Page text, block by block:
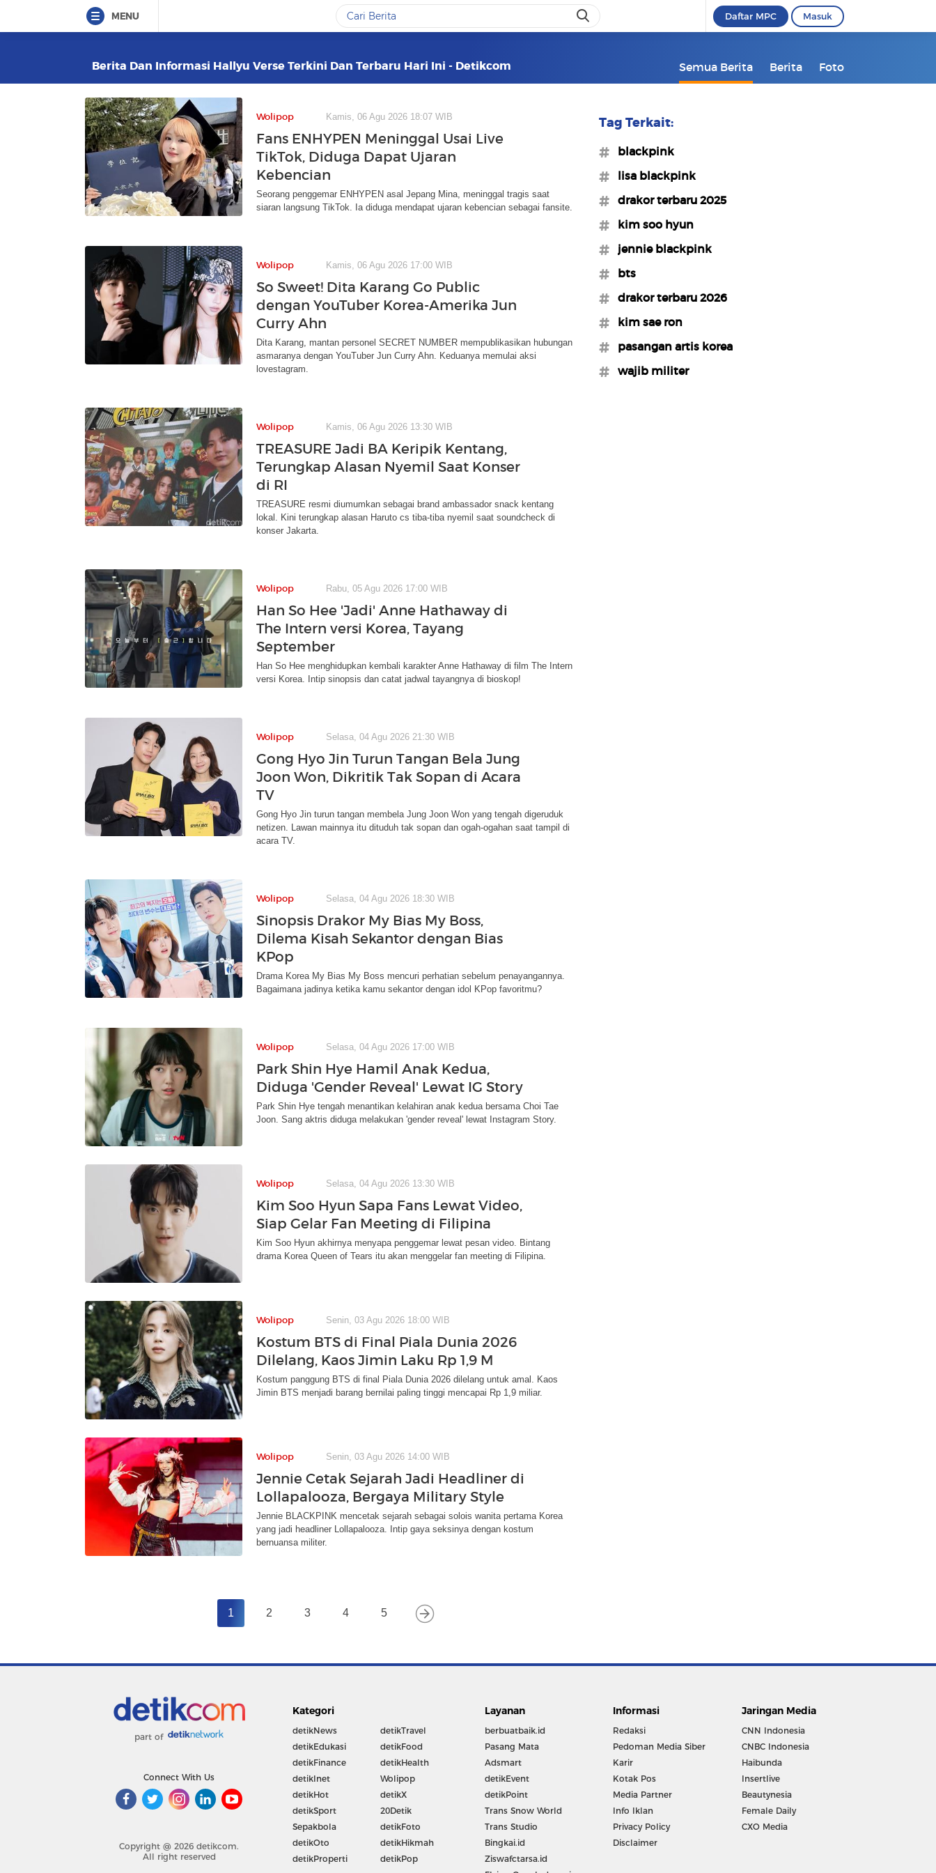
MENU Daftar MPC Masuk
Berita Dan Informasi Hallyu Verse Terkini Dan Terbaru Hari Ini - Detikcom Semua Berita Berita Foto
Wolipop Kamis, 06 Agu 2026 18:07 WIB
Fans ENHYPEN Meninggal Usai Live
TikTok, Diduga Dapat Ujaran
Kebencian
Seorang penggemar ENHYPEN asal Jepang Mina, meninggal tragis saat
siaran langsung TikTok. Ia diduga mendapat ujaran kebencian sebagai fansite.
Wolipop Kamis, 06 Agu 2026 17:00 WIB
So Sweet! Dita Karang Go Public
dengan YouTuber Korea-Amerika Jun
Curry Ahn
Dita Karang, mantan personel SECRET NUMBER mempublikasikan hubungan
asmaranya dengan YouTuber Jun Curry Ahn. Keduanya memulai aksi
lovestagram.
Wolipop Kamis, 06 Agu 2026 13:30 WIB
TREASURE Jadi BA Keripik Kentang,
Terungkap Alasan Nyemil Saat Konser
di RI
TREASURE resmi diumumkan sebagai brand ambassador snack kentang
lokal. Kini terungkap alasan Haruto cs tiba-tiba nyemil saat soundcheck di
konser Jakarta.
Wolipop Rabu, 05 Agu 2026 17:00 WIB
Han So Hee 'Jadi' Anne Hathaway di
The Intern versi Korea, Tayang
September
Han So Hee menghidupkan kembali karakter Anne Hathaway di film The Intern
versi Korea. Intip sinopsis dan catat jadwal tayangnya di bioskop!
Wolipop Selasa, 04 Agu 2026 21:30 WIB
Gong Hyo Jin Turun Tangan Bela Jung
Joon Won, Dikritik Tak Sopan di Acara
TV
Gong Hyo Jin turun tangan membela Jung Joon Won yang tengah digeruduk
netizen. Lawan mainnya itu dituduh tak sopan dan ogah-ogahan saat tampil di
acara TV.
Wolipop Selasa, 04 Agu 2026 18:30 WIB
Sinopsis Drakor My Bias My Boss,
Dilema Kisah Sekantor dengan Bias
KPop
Drama Korea My Bias My Boss mencuri perhatian sebelum penayangannya.
Bagaimana jadinya ketika kamu sekantor dengan idol KPop favoritmu?
Wolipop Selasa, 04 Agu 2026 17:00 WIB
Park Shin Hye Hamil Anak Kedua,
Diduga 'Gender Reveal' Lewat IG Story
Park Shin Hye tengah menantikan kelahiran anak kedua bersama Choi Tae
Joon. Sang aktris diduga melakukan 'gender reveal' lewat Instagram Story.
Wolipop Selasa, 04 Agu 2026 13:30 WIB
Kim Soo Hyun Sapa Fans Lewat Video,
Siap Gelar Fan Meeting di Filipina
Kim Soo Hyun akhirnya menyapa penggemar lewat pesan video. Bintang
drama Korea Queen of Tears itu akan menggelar fan meeting di Filipina.
Wolipop Senin, 03 Agu 2026 18:00 WIB
Kostum BTS di Final Piala Dunia 2026
Dilelang, Kaos Jimin Laku Rp 1,9 M
Kostum panggung BTS di final Piala Dunia 2026 dilelang untuk amal. Kaos
Jimin BTS menjadi barang bernilai paling tinggi mencapai Rp 1,9 miliar.
Wolipop Senin, 03 Agu 2026 14:00 WIB
Jennie Cetak Sejarah Jadi Headliner di
Lollapalooza, Bergaya Military Style
Jennie BLACKPINK mencetak sejarah sebagai solois wanita pertama Korea
yang jadi headliner Lollapalooza. Intip gaya seksinya dengan kostum
bernuansa militer.
1 2 3 4 5
Tag Terkait:
#blackpink
#lisa blackpink
#drakor terbaru 2025
#kim soo hyun
#jennie blackpink
#bts
#drakor terbaru 2026
#kim sae ron
#pasangan artis korea
#wajib militer
part of
Connect With Us
Copyright @ 2026 detikcom.
All right reserved
Kategori
detikNews
detikEdukasi
detikFinance
detikInet
detikHot
detikSport
Sepakbola
detikOto
detikProperti
detikTravel
detikFood
detikHealth
Wolipop
detikX
20Detik
detikFoto
detikHikmah
detikPop
Layanan
berbuatbaik.id
Pasang Mata
Adsmart
detikEvent
detikPoint
Trans Snow World
Trans Studio
Bingkai.id
Ziswafctarsa.id
Informasi
Redaksi
Pedoman Media Siber
Karir
Kotak Pos
Media Partner
Info Iklan
Privacy Policy
Disclaimer
Jaringan Media
CNN Indonesia
CNBC Indonesia
Haibunda
Insertlive
Beautynesia
Female Daily
CXO Media